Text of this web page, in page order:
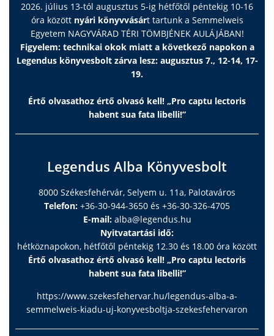
2026. július 13-tól augusztus 5-ig hétfőtől péntekig 10-16
óra között nyári könyvvásárt tartunk a Semmelweis
Egyetem NAGYVÁRAD TÉRI TÖMBJÉNEK AULÁJÁBAN!
Figyelem: technikai okok miatt a következő napokon a
Legendus könyvesbolt zárva lesz: augusztus 7., 12-14, 17-
19.
Értő olvasathoz értő olvasó kell! „Pro captu lectoris
habent sua fata libelli!”
Legendus Alba Könyvesbolt
8000 Székesfehérvár, Selyem u. 11a, Palotaváros
Telefon: +36-30-944-3650 és +36-30-326-4705
E-mail: alba@legendus.hu
Nyitvatartási idő:
hétköznapokon, hétfőtől péntekig 12.30 és 18.00 óra között
Értő olvasathoz értő olvasó kell! „Pro captu lectoris
habent sua fata libelli!”
https://www.szekesfehervar.hu/legendus-alba-a-
semmelweis-kiadu-uj-konyvesboltja-szekesfehervaron